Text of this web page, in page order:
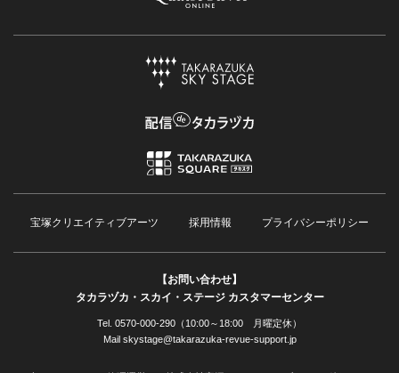
宝塚クリエイティブアーツ 採用情報 プライバシーポリシー
【お問い合わせ】
タカラヅカ・スカイ・ステージ カスタマーセンター
Tel. 0570-000-290（10:00～18:00 月曜定休）
Mail skystage@takarazuka-revue-support.jp